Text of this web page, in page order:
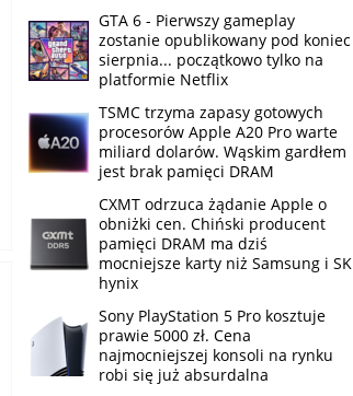
GTA 6 - Pierwszy gameplay
zostanie opublikowany pod koniec
sierpnia... początkowo tylko na
platformie Netflix
TSMC trzyma zapasy gotowych
procesorów Apple A20 Pro warte
miliard dolarów. Wąskim gardłem
jest brak pamięci DRAM
CXMT odrzuca żądanie Apple o
obniżki cen. Chiński producent
pamięci DRAM ma dziś
mocniejsze karty niż Samsung i SK
hynix
Sony PlayStation 5 Pro kosztuje
prawie 5000 zł. Cena
najmocniejszej konsoli na rynku
robi się już absurdalna